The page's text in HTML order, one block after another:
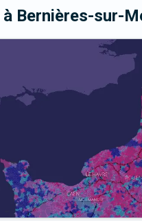
à Bernières-sur-